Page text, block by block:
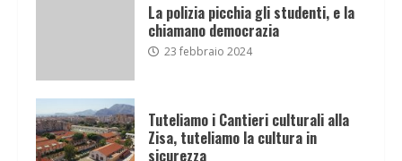
La polizia picchia gli studenti, e la
chiamano democrazia
23 febbraio 2024
Tuteliamo i Cantieri culturali alla
Zisa, tuteliamo la cultura in
sicurezza